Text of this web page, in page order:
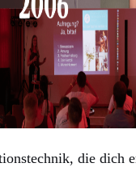
die dich